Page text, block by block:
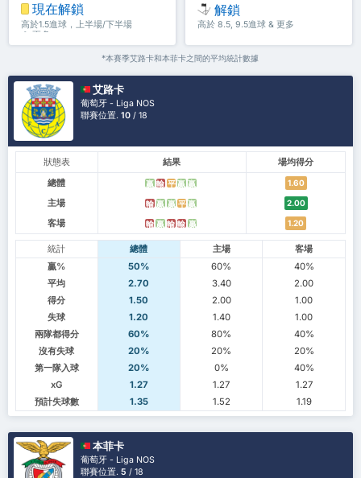
現在解鎖
高於1.5進球，上半場/下半場
＆ 更多
解鎖
高於 8.5, 9.5進球 & 更多
*本賽季艾路卡和本菲卡之間的平均統計數據
艾路卡
葡萄牙 - Liga NOS
聯賽位置.10 / 18
狀態表 結果
場均得分
總體
贏 輸 平 贏 贏 1.60
主場 輸 贏 贏 平 贏 2.00
客場 輸 贏 輸 輸 贏 1.20
統計 總體 主場
客場
贏%
50% 60%
40%
平均
2.70 3.40
2.00
得分
1.50 2.00
1.00
失球
1.20 1.40
1.00
兩隊都得分
60% 80%
40%
沒有失球
20% 20%
20%
第一隊入球
20% 0%
40%
xG
1.27 1.27
1.27
預計失球數
1.35 1.52 1.19
本菲卡
葡萄牙 - Liga NOS
聯賽位置.5 / 18